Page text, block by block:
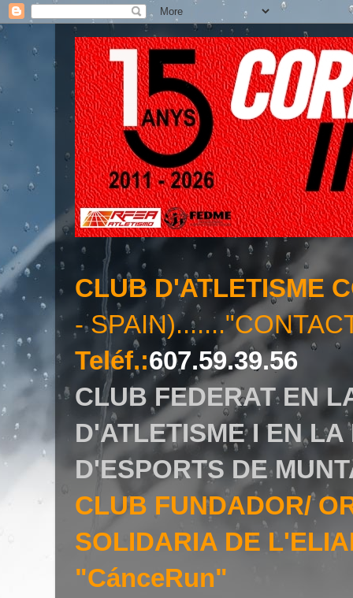
CLUB D'ATLETISME
-
Teléf.:607.59.39.56
CLUB FEDERAT EN
D'ATLETISME I EN
D'ESPORTS DE
CLUB FUNDADOR/
SOLIDARIA DE
"CánceRun"